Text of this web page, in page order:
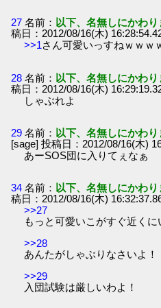
27 名前： 以下、名無しにかわ
稿日：2012/08/16(木)
>>1さん可愛いっすねｗｗｗ
28 名前： 以下、名無しにかわ
稿日：2012/08/16(木)
しゃぶれよ
29 名前： 以下、名無しにかわ
[sage] 投稿日：2012/08/16(木)
あーSOS団に入りてぇなぁ
34 名前： 以下、名無しにかわ
稿日：2012/08/16(木)
>>27
もっと可愛いこがすぐ近くに
>>28
あんたがしゃぶりなさいよ！
>>29
入団試験は厳しいわよ！